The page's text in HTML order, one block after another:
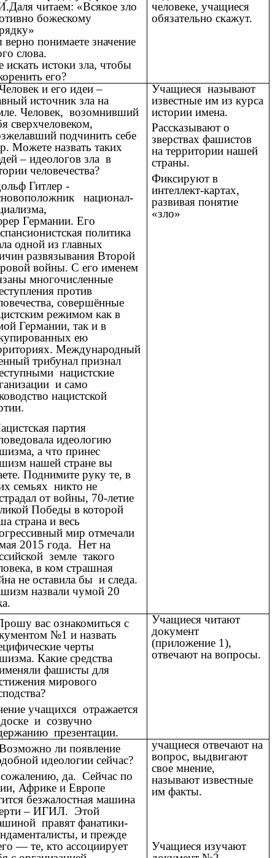
читаем: «Всякое зло
божескому
понимаете значение
слова.
искать истоки зла, чтобы
его?
человеке, учащиеся
обязательно скажут.
и его идеи –
источник зла на
Человек, возомнивший
сверхчеловеком,
подчинить себе
Можете назвать таких
– идеологов зла в
человечества?
Гитлер -
национал-
,
Германии. Его
политика
одной из главных
развязыванияВторой
войны. С его именем
многочисленные
против
, совершённые
режимом как в
Германии, так и в
ею
Международный
трибунал признал
нацистские
и само
нацистской
.
партия
идеологию
а что принес
нашей стране вы
Поднимите руку те, в
семьях никто не
от войны, 70-летие
Победы в которой
страна и весь
мир отмечали
2015 года. Нет на
земле такого
в ком страшная
не оставила бы и следа.
назвали чумой 20
Учащиеся называют
известные им из курса
истории имена.
Рассказывают о
зверствах фашистов
на территории нашей
страны.
Фиксируют в
интеллект-картах,
развивая понятие
«зло»
вас ознакомиться с
№1 и назвать
черты
Какие средства
фашисты для
мирового
учащихся отражается
и созвучно
презентации.
Учащиеся читают
документ
(приложение 1),
отвечают на вопросы.
ли появление
идеологии сейчас?
да. Сейчас по
Африке и Европе
безжалостная машина
– ИГИЛ. Этой
правят фанатики-
и прежде
— те, кто ассоциирует
учащиеся отвечают на
вопрос, выдвигают
свое мнение,
называют известные
им факты.
Учащиеся изучают